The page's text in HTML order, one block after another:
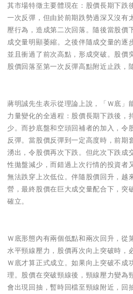
其市場特徵主要體現在：股價長期下跌
一次反彈，但由於前期跌勢過深又沒有
壓行為，造成第二次回落。隨後當股價
成交量明顯萎縮。之後伴隨成交量的逐
並且衝過了前次高點，形成突破。股價
股價回落至第一次反彈高點附近止跌，
蔣明誠先生表示從理論上說，「Ｗ底」
力量變化的全過程：股價長期下跌後，
少。而抄底盤和空頭回補者的加入，令
反彈。當股價反彈到一定高度時，前期
湧出，令股價再次下跌。但此次下跌成
性拋盤減少，而錯過上次行情的投資者
無法跌穿上次低位。伴隨股價回升，越
營，最終股價在巨大成交量配合下，突
確立。
Ｗ底形態內有兩個低點和兩次回升，從
水平頸線壓力，股價再次向上突破時，
Ｗ底才算正式成立。如果向上突破不成
理。股價在突破頸線後，頸線壓力變為
會出現回抽，暫時回檔至頸線附近，回